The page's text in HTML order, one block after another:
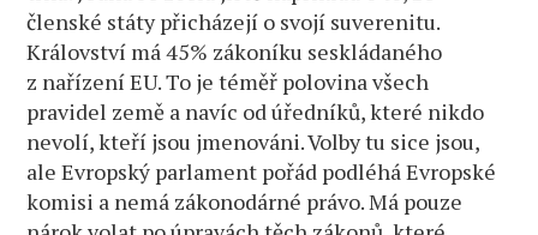
členské státy přicházejí o svojí suverenitu.
Království má 45% zákoníku seskládaného
z nařízení EU. To je téměř polovina všech
pravidel země a navíc od úředníků, které nikdo
nevolí, kteří jsou jmenováni. Volby tu sice jsou,
ale Evropský parlament pořád podléhá Evropské
komisi a nemá zákonodárné právo. Má pouze